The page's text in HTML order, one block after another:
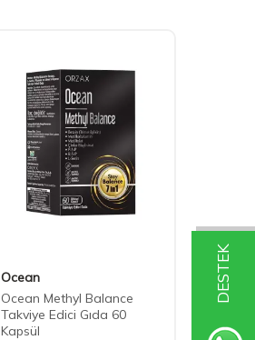
DESTEK
Ocean
Ocean Methyl Balance
Takviye Edici Gıda 60
Kapsül
Bayer